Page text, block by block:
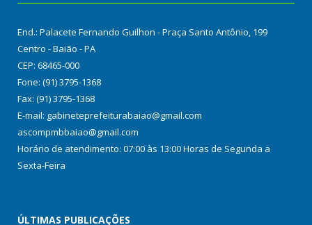
End.: Palacete Fernando Guilhon - Praça Santo Antônio, 199
Centro - Baião - PA
CEP: 68465-000
Fone: (91) 3795-1368
Fax: (91) 3795-1368
E-mail: gabineteprefeiturabaiao@gmail.com
ascompmbbaiao@gmail.com
Horário de atendimento: 07:00 às 13:00 Horas de Segunda a
Sexta-Feira
ÚLTIMAS PUBLICAÇÕES